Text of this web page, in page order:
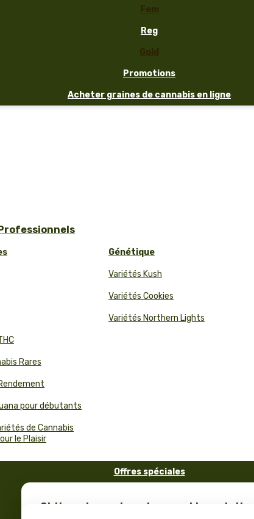
Fem
Reg
Gold
Promotions
Acheter graines de cannabis en ligne
Rares
pour débutants
de Cannabis
le Plaisir
Génétique
Variétés Kush
Variétés Cookies
Variétés Northern Lights
Offres spéciales
Obtiens des graines de cannabis gratuites